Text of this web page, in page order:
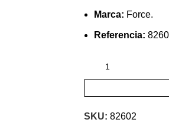
Marca: Force.
Referencia:
SKU: 82602